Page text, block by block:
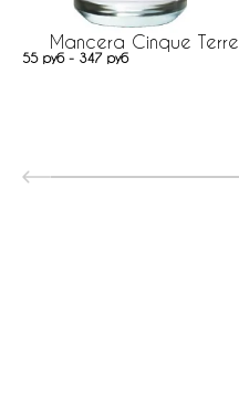
Mancera Cinque Terre
55 руб - 347 руб